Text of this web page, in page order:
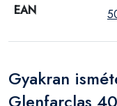
EAN
Gyakran